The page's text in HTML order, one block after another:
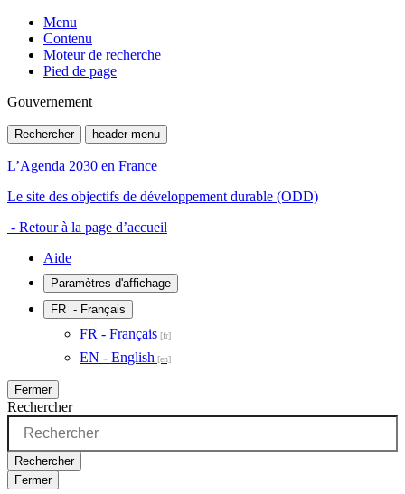
Menu
Contenu
Moteur de recherche
Pied de page
Gouvernement
Rechercher header menu
L’Agenda 2030 en France
Le site des objectifs de développement durable (ODD)
- Retour à la page d’accueil
Aide
Paramètres d'affichage
FR - Français
FR - Français
EN - English
Fermer
Rechercher
Rechercher
Fermer